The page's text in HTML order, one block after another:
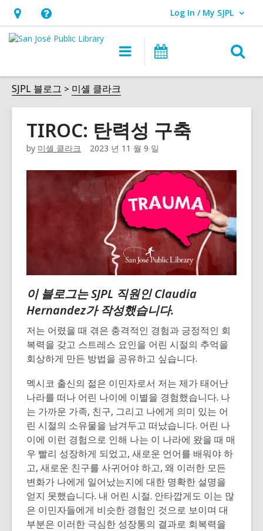
시
간
위
치,
오
도
움
오
버
레
이
를
엽
Log In / My SJPL
User Log In / My SJPL.
인
비
게
이
션
색
SJPL 블로그 미셸 클라크
TIROC: 탄력성 구축
by 미셸 클라크 2023 년 11 월 9 일
이 블로그는 SJPL 직원인 Claudia
Hernandez가 작성했습니다.
저는 어렸을 때 겪은 충격적인 경험과 긍정적인 회
복력을 갖고 스트레스 요인을 어린 시절의 추억을
회상하게 만든 방법을 공유하고 싶습니다.
멕시코 출신의 젊은 이민자로서 저는 제가 태어난
나라를 떠나 어린 나이에 이별을 경험했습니다. 나
는 가까운 가족, 친구, 그리고 나에게 의미 있는 어
린 시절의 소유물을 남겨두고 떠났습니다. 어린 나
이에 이런 경험으로 인해 나는 이 나라에 왔을 때 매
우 빨리 성장하게 되었고, 새로운 언어를 배워야 하
고, 새로운 친구를 사귀어야 하고, 왜 이러한 모든
변화가 나에게 일어났는지에 대한 명확한 설명을
얻지 못했습니다. 내 어린 시절. 안타깝게도 이는 많
은 이민자들에게 비슷한 경험인 것으로 보이며 대
부분은 이러한 극심한 성장통의 결과로 회복력을